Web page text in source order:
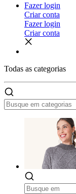
Fazer login
Criar conta
Fazer login
Criar conta
Todas as categorias